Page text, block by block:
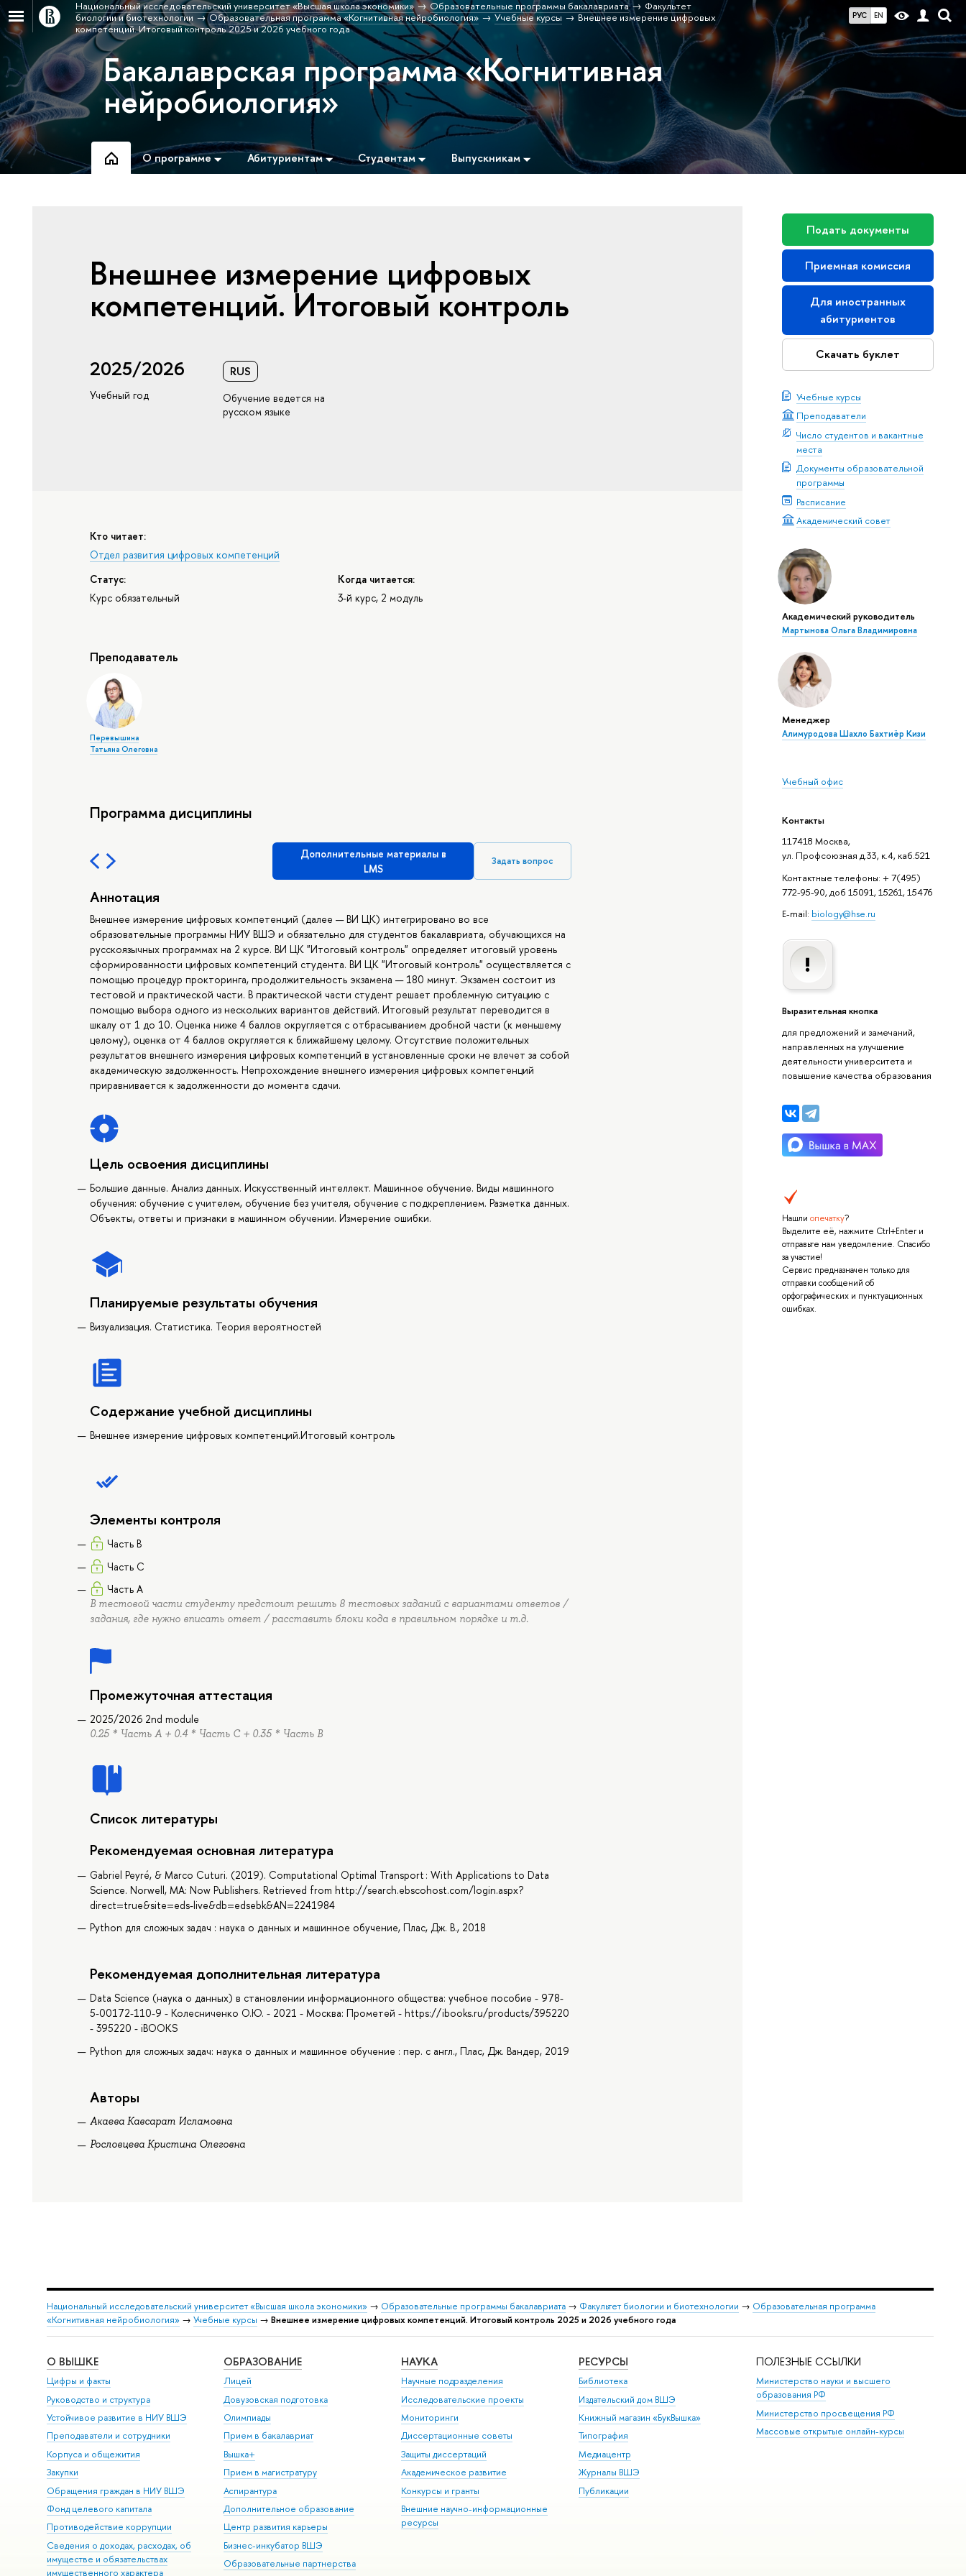
РУС EN
Национальный исследовательский университет «Высшая школа экономики» Образовательные программы бакалавриата
Факультет
биологии и биотехнологии
Образовательная программа «Когнитивная нейробиология» Учебные курсы
Внешнее измерение цифровых
компетенций. Итоговый контроль 2025 и 2026 учебного года
Бакалаврская программа «Когнитивная
нейробиология»
О программе Абитуриентам Студентам Выпускникам
Подать документы
Приемная комиссия
Для иностранных
абитуриентов
Скачать буклет
Учебные курсы
Преподаватели
Число студентов и вакантные
места
Документы образовательной
программы
Расписание
Академический совет
Академический руководитель
Мартынова Ольга Владимировна
Менеджер
Алимуродова Шахло Бахтиёр Кизи
Учебный офис
Контакты
117418 Москва,
ул. Профсоюзная д.33, к.4, каб.521
Контактные телефоны: + 7(495)
772-95-90, доб 15091, 15261, 15476
E-mail: biology@hse.ru
Выразительная кнопка
для предложений и замечаний,
направленных на улучшение
деятельности университета и
повышение качества образования
Нашли опечатку?
Выделите её, нажмите Ctrl+Enter и
отправьте нам уведомление. Спасибо
за участие!
Сервис предназначен только для
отправки сообщений об
орфографических и пунктуационных
ошибках.
Внешнее измерение цифровых
компетенций. Итоговый контроль
2025/2026
Учебный год
RUS
Обучение ведется на
русском языке
Кто читает:
Отдел развития цифровых компетенций
Статус:
Курс обязательный
Когда читается:
3-й курс, 2 модуль
Преподаватель
Перевышина
Татьяна Олеговна
Программа дисциплины
Дополнительные материалы в
LMS
Задать вопрос
Аннотация
Внешнее измерение цифровых компетенций (далее — ВИ ЦК) интегрировано во все
образовательные программы НИУ ВШЭ и обязательно для студентов бакалавриата, обучающихся на
русскоязычных программах на 2 курсе. ВИ ЦК "Итоговый контроль" определяет итоговый уровень
сформированности цифровых компетенций студента. ВИ ЦК "Итоговый контроль" осуществляется с
помощью процедур прокторинга, продолжительность экзамена — 180 минут. Экзамен состоит из
тестовой и практической части. В практической части студент решает проблемную ситуацию с
помощью выбора одного из нескольких вариантов действий. Итоговый результат переводится в
шкалу от 1 до 10. Оценка ниже 4 баллов округляется с отбрасыванием дробной части (к меньшему
целому), оценка от 4 баллов округляется к ближайшему целому. Отсутствие положительных
результатов внешнего измерения цифровых компетенций в установленные сроки не влечет за собой
академическую задолженность. Непрохождение внешнего измерения цифровых компетенций
приравнивается к задолженности до момента сдачи.
Цель освоения дисциплины
Большие данные. Анализ данных. Искусственный интеллект. Машинное обучение. Виды машинного
обучения: обучение с учителем, обучение без учителя, обучение с подкреплением. Разметка данных.
Объекты, ответы и признаки в машинном обучении. Измерение ошибки.
Планируемые результаты обучения
Визуализация. Статистика. Теория вероятностей
Содержание учебной дисциплины
Внешнее измерение цифровых компетенций.Итоговый контроль
Элементы контроля
Часть B
Часть C
Часть А
В тестовой части студенту предстоит решить 8 тестовых заданий с вариантами ответов /
задания, где нужно вписать ответ / расставить блоки кода в правильном порядке и т.д.
Промежуточная аттестация
2025/2026 2nd module
0.25 * Часть А + 0.4 * Часть C + 0.35 * Часть B
Список литературы
Рекомендуемая основная литература
Gabriel Peyré, & Marco Cuturi. (2019). Computational Optimal Transport : With Applications to Data
Science. Norwell, MA: Now Publishers. Retrieved from http://search.ebscohost.com/login.aspx?
direct=true&site=eds-live&db=edsebk&AN=2241984
Python для сложных задач : наука о данных и машинное обучение, Плас, Дж. В., 2018
Рекомендуемая дополнительная литература
Data Science (наука о данных) в становлении информационного общества: учебное пособие - 978-
5-00172-110-9 - Колесниченко О.Ю. - 2021 - Москва: Прометей - https://ibooks.ru/products/395220
- 395220 - iBOOKS
Python для сложных задач: наука о данных и машинное обучение : пер. с англ., Плас, Дж. Вандер, 2019
Авторы
Акаева Кавсарат Исламовна
Рословцева Кристина Олеговна
Национальный исследовательский университет «Высшая школа экономики» → Образовательные программы бакалавриата→ Факультет биологии и биотехнологии → Образовательная программа
«Когнитивная нейробиология» → Учебные курсы → Внешнее измерение цифровых компетенций. Итоговый контроль 2025 и 2026 учебного года
О ВЫШКЕ
Цифры и факты
Руководство и структура
Устойчивое развитие в НИУ ВШЭ
Преподаватели и сотрудники
Корпуса и общежития
Закупки
Обращения граждан в НИУ ВШЭ
Фонд целевого капитала
Противодействие коррупции
Сведения о доходах, расходах, об
имуществе и обязательствах
имущественного характера
ОБРАЗОВАНИЕ
Лицей
Довузовская подготовка
Олимпиады
Прием в бакалавриат
Вышка+
Прием в магистратуру
Аспирантура
Дополнительное образование
Центр развития карьеры
Бизнес-инкубатор ВШЭ
Образовательные партнерства
НАУКА
Научные подразделения
Исследовательские проекты
Мониторинги
Диссертационные советы
Защиты диссертаций
Академическое развитие
Конкурсы и гранты
Внешние научно-информационные
ресурсы
РЕСУРСЫ
Библиотека
Издательский дом ВШЭ
Книжный магазин «БукВышка»
Типография
Медиацентр
Журналы ВШЭ
Публикации
ПОЛЕЗНЫЕ ССЫЛКИ
Министерство науки и высшего
образования РФ
Министерство просвещения РФ
Массовые открытые онлайн-курсы